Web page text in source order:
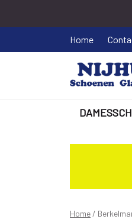
Home
cognac
Home